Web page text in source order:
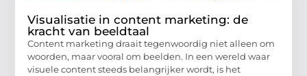
Visualisatie in content marketing: de
kracht van beeldtaal
Content marketing draait tegenwoordig niet alleen om
woorden, maar vooral om beelden. In een wereld waar
visuele content steeds belangrijker wordt, is het